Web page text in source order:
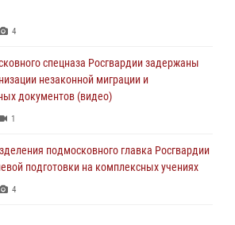
4
спецназа Росгвардии задержаны
незаконной миграции и
документов (видео)
1
подмосковного главка Росгвардии
подготовки на комплексных учениях
4